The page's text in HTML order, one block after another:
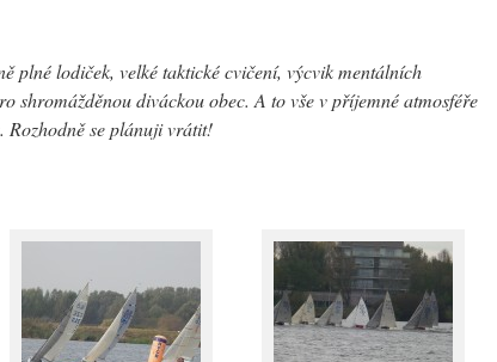
plné lodiček, velké taktické cvičení, výcvik mentálních
shromážděnou diváckou obec. A to vše v příjemné atmosféře
Rozhodně se plánuji vrátit!